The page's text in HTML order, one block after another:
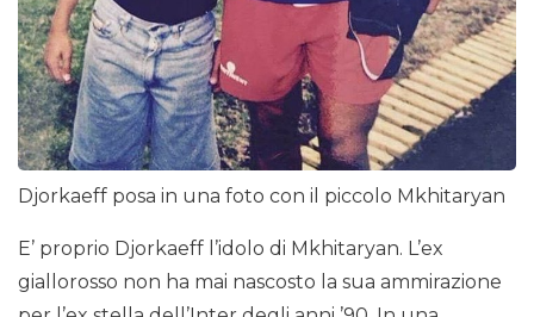
Djorkaeff posa in una foto con il piccolo Mkhitaryan
E’ proprio Djorkaeff l’idolo di Mkhitaryan. L’ex
giallorosso non ha mai nascosto la sua ammirazione